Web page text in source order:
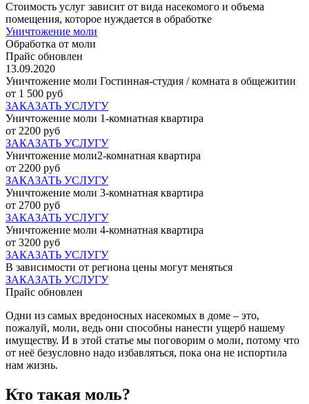
Стоимость услуг зависит от вида насекомого и объема
помещения, которое нуждается в обработке
Уничтожение моли
Обработка от моли
Прайс обновлен
13.09.2020
Уничтожение моли Гостинная-студия / комната в общежитии
от 1 500 руб
ЗАКАЗАТЬ УСЛУГУ
Уничтожение моли 1-комнатная квартира
от 2200 руб
ЗАКАЗАТЬ УСЛУГУ
Уничтожение моли2-комнатная квартира
от 2200 руб
ЗАКАЗАТЬ УСЛУГУ
Уничтожение моли 3-комнатная квартира
от 2700 руб
ЗАКАЗАТЬ УСЛУГУ
Уничтожение моли 4-комнатная квартира
от 3200 руб
ЗАКАЗАТЬ УСЛУГУ
В зависимости от региона цены могут меняться
ЗАКАЗАТЬ УСЛУГУ
Прайс обновлен
Одни из самых вредоносных насекомых в доме – это,
пожалуй, моли, ведь они способны нанести ущерб нашему
имуществу. И в этой статье мы поговорим о моли, потому что
от неё безусловно надо избавляться, пока она не испортила
нам жизнь.
Кто такая моль?